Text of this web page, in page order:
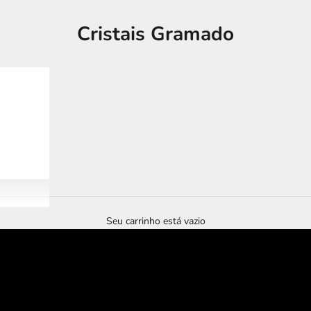
Cristais Gramado
Seu carrinho está vazio
tour imersivo